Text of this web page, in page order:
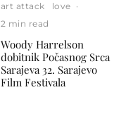
art attack love ·
2 min read
Woody Harrelson
dobitnik Počasnog Srca
Sarajeva 32. Sarajevo
Film Festivala